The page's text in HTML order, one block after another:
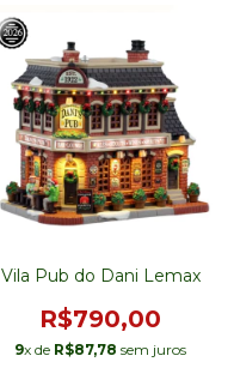
Vila Pub do Dani Lemax
R$790,00
9x de R$87,78 sem juros